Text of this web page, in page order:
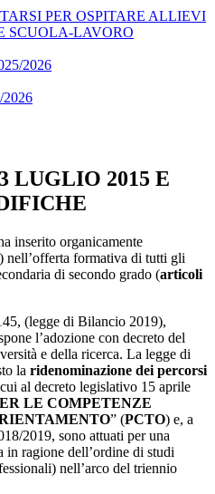
PER OSPITARE ALLIEVI
SCUOLA-LAVORO
2026
LUGLIO 2015 E
inserito organicamente
nell’offerta formativa di tutti gli
di secondo grado (articoli
(legge di Bilancio 2019),
l’adozione con decreto del
e della ricerca. La legge di
la ridenominazione dei percorsi
al decreto legislativo 15 aprile
LE COMPETENZE
” (PCTO) e, a
2019, sono attuati per una
in ragione dell’ordine di studi
nell’arco del triennio